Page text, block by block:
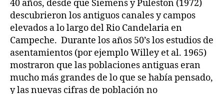
40 años, desde que Siemens y Puleston (1972)
descubrieron los antiguos canales y campos
elevados a lo largo del Rio Candelaria en
Campeche. Durante los años 50’s los estudios de
asentamientos (por ejemplo Willey et al. 1965)
mostraron que las poblaciones antiguas eran
mucho más grandes de lo que se había pensado,
y las nuevas cifras de población no